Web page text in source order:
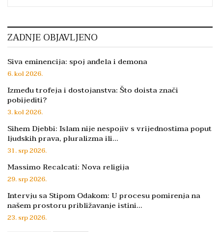
ZADNJE OBJAVLJENO
Siva eminencija: spoj anđela i demona
6. kol 2026.
Između trofeja i dostojanstva: Što doista znači
pobijediti?
3. kol 2026.
Sihem Djebbi: Islam nije nespojiv s vrijednostima poput
ljudskih prava, pluralizma ili…
31. srp 2026.
Massimo Recalcati: Nova religija
29. srp 2026.
Intervju sa Stipom Odakom: U procesu pomirenja na
našem prostoru približavanje istini…
23. srp 2026.